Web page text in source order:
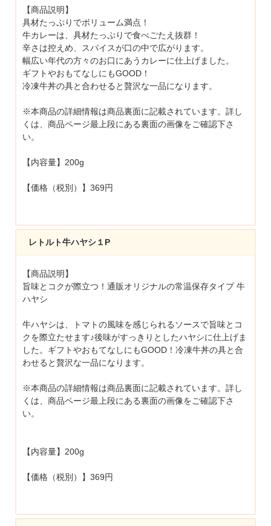
【商品説明】
具材たっぷりでボリューム満点！
牛カレーは、具材たっぷりで食べごたえ抜群！
辛さは控えめ、スパイスが口の中で広がります。
幅広い年代の方々のお口にあうカレーに仕上げました。
ギフトやおもてなしにもGOOD！
冷凍牛丼の具と合わせると贅沢な一品になります。
※本商品の詳細情報は商品裏面に記載されています。詳し
くは、商品ページ最上段にある裏面の画像をご確認下さ
い。
【内容量】200g
【価格（税別）】369円
レトルト牛ハヤシ１P
【商品説明】
旨味とコクが際立つ！通販オリジナルの常温保存タイプ 牛
ハヤシ
牛ハヤシは、トマトの風味を感じられるソースで旨味とコ
クを際立たせます♪後味がすっきりとしたハヤシに仕上げま
した。ギフトやおもてなしにもGOOD！冷凍牛丼の具と合
わせると贅沢な一品になります。
※本商品の詳細情報は商品裏面に記載されています。詳し
くは、商品ページ最上段にある裏面の画像をご確認下さ
い。
【内容量】200g
【価格（税別）】369円